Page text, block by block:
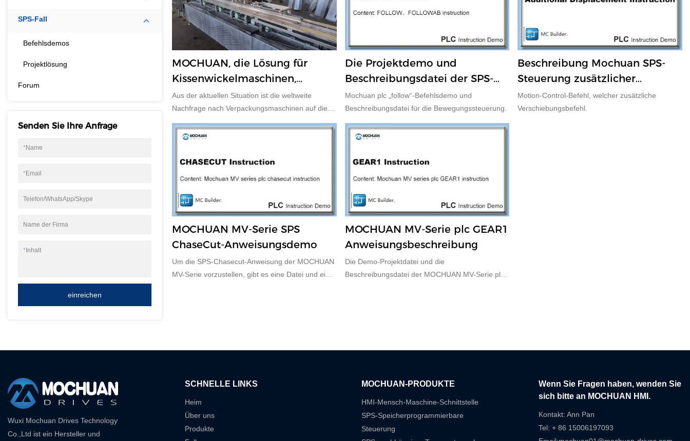
SPS-Fall
Befehlsdemos
Projektlösung
Forum
Senden Sie Ihre Anfrage
*Name
*Email
Telefon/WhatsApp/Skype
Name der Firma
* Inhalt
einreichen
MOCHUAN, die Lösung für
Kissenwickelmaschinen,
verwendet eine SPS-Steuerung,
einen HMI-Touchscreen und
drei Servos
Aus der aktuellen Situation ist die weltweite
Nachfrage nach Verpackungsmaschinen auf die
jährliche Wachstumsrate von 5,3 %. Die
Vereinigten Staaten haben den größten Hersteller
andere große Hersteller sind Deutschland, Italien
findet in den Entwicklungsländern und -regionen
statt.
Die Projektdemo und
Beschreibungsdatei der SPS-
Anweisung "FOLLOW".
Mochuan plc „follow“-Befehlsdemo und
Beschreibungsdatei für die Bewegungssteuerung.
Beschreibung Mochuan SPS-
Steuerung zusätzlicher
Verschiebungsbefehl
Motion-Control-Befehl, welcher zusätzliche
Verschiebungsbefehl.
MOCHUAN MV-Serie SPS
ChaseCut-Anweisungsdemo
Um die SPS-Chasecut-Anweisung der MOCHUAN
MV-Serie vorzustellen, gibt es eine Datei und eine
MOCHUAN MV-Serie plc GEAR1
Anweisungsbeschreibung
Die Demo-Projektdatei und die
Beschreibungsdatei der MOCHUAN MV-Serie plc
Wuxi Mochuan Drives Technology
Co.,Ltd ist ein Hersteller und
SCHNELLE LINKS
Heim
Über uns
Produkte
MOCHUAN-PRODUKTE
HMI-Mensch-Maschine-Schnittstelle
SPS-Speicherprogrammierbare
Steuerung
Wenn Sie Fragen haben, wenden Sie
sich bitte an MOCHUAN HMI.
Kontakt: Ann Pan
Tel: + 86 15006197093